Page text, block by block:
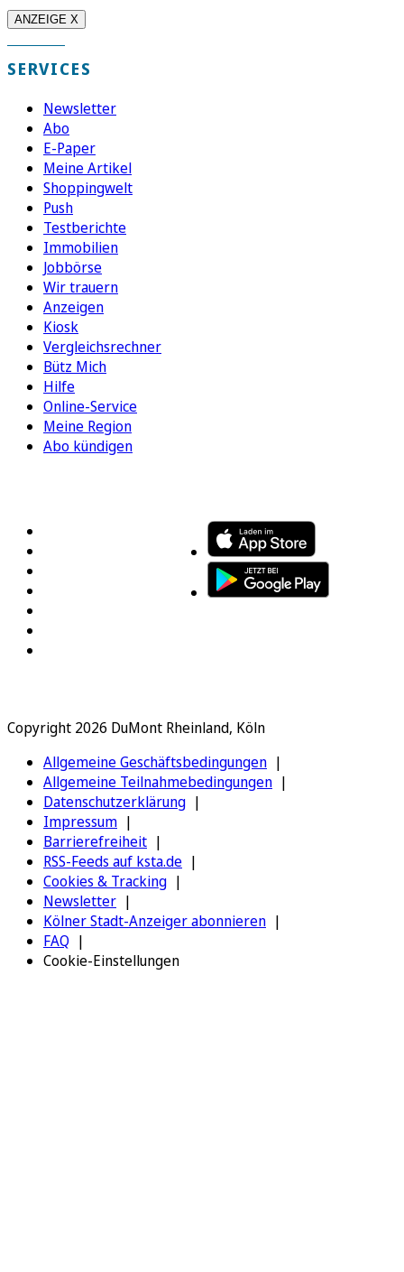
ANZEIGE X
SERVICES
Newsletter
Abo
E-Paper
Meine Artikel
Shoppingwelt
Push
Testberichte
Immobilien
Jobbörse
Wir trauern
Anzeigen
Kiosk
Vergleichsrechner
Bütz Mich
Hilfe
Online-Service
Meine Region
Abo kündigen
Copyright 2026 DuMont Rheinland, Köln
Allgemeine Geschäftsbedingungen
Allgemeine Teilnahmebedingungen
Datenschutzerklärung
Impressum
Barrierefreiheit
RSS-Feeds auf ksta.de
Cookies & Tracking
Newsletter
Kölner Stadt-Anzeiger abonnieren
FAQ
Cookie-Einstellungen